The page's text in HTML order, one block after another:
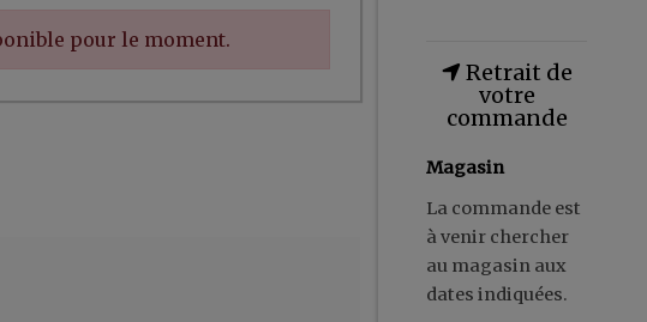
pour le moment.
Retrait de
votre
commande
Magasin
La commande est
à venir chercher
au magasin aux
dates indiquées.